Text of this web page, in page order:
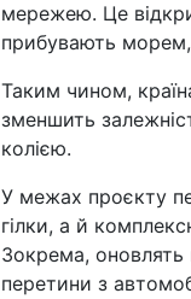
мережею. Це
прибувають
Таким чином,
зменшить
колією.
У межах проєкту
гілки, а й
Зокрема,
перетини з